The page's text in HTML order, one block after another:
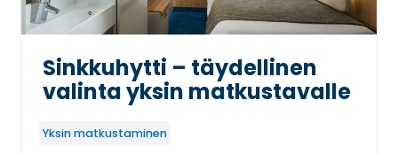
Sinkkuhytti – täydellinen
valinta yksin matkustavalle
Yksin matkustaminen